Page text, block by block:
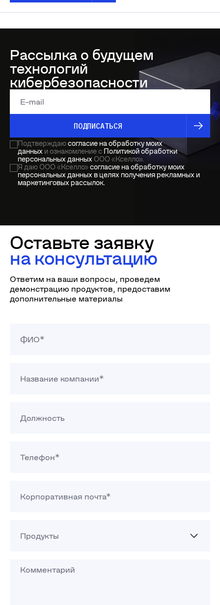
Рассылка о будущем
технологий
кибербезопасности
E-mail
ПОДПИСАТЬСЯ
Подтверждаюсогласие на обработку моих
данных и ознакомление с Политикой обработки
персональных данных ООО «Кселло».
Я даю ООО «Кселло»согласие на обработку моих
персональных данных в целях получения рекламных и
маркетинговых рассылок.
Оставьте заявку
на консультацию
Ответим на ваши вопросы, проведем
демонстрацию продуктов, предоставим
дополнительные материалы
ФИО*
Название компании*
Должность
Телефон*
Корпоративная почта*
Комментарий
Продукты